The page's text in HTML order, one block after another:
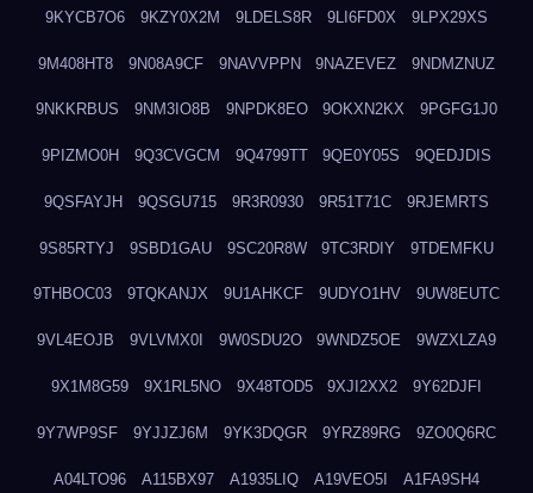
9KYCB7O6 9KZY0X2M 9LDELS8R 9LI6FD0X 9LPX29XS
9M408HT8 9N08A9CF 9NAVVPPN 9NAZEVEZ 9NDMZNUZ
9NKKRBUS 9NM3IO8B 9NPDK8EO 9OKXN2KX 9PGFG1J0
9PIZMO0H 9Q3CVGCM 9Q4799TT 9QE0Y05S 9QEDJDIS
9QSFAYJH 9QSGU715 9R3R0930 9R51T71C 9RJEMRTS
9S85RTYJ 9SBD1GAU 9SC20R8W 9TC3RDIY 9TDEMFKU
9THBOC03 9TQKANJX 9U1AHKCF 9UDYO1HV 9UW8EUTC
9VL4EOJB 9VLVMX0I 9W0SDU2O 9WNDZ5OE 9WZXLZA9
9X1M8G59 9X1RL5NO 9X48TOD5 9XJI2XX2 9Y62DJFI
9Y7WP9SF 9YJJZJ6M 9YK3DQGR 9YRZ89RG 9ZO0Q6RC
A04LTO96 A115BX97 A1935LIQ A19VEO5I A1FA9SH4